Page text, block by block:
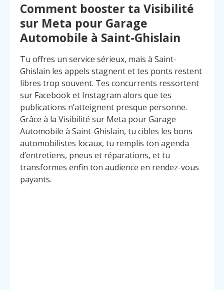
Comment booster ta Visibilité
sur Meta pour Garage
Automobile à Saint-Ghislain
Tu offres un service sérieux, mais à Saint-
Ghislain les appels stagnent et tes ponts restent
libres trop souvent. Tes concurrents ressortent
sur Facebook et Instagram alors que tes
publications n’atteignent presque personne.
Grâce à la Visibilité sur Meta pour Garage
Automobile à Saint-Ghislain, tu cibles les bons
automobilistes locaux, tu remplis ton agenda
d’entretiens, pneus et réparations, et tu
transformes enfin ton audience en rendez-vous
payants.